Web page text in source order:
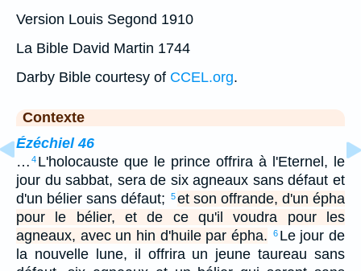
Version Louis Segond 1910
La Bible David Martin 1744
Darby Bible courtesy of CCEL.org.
Contexte
Ézéchiel 46
… 4 L'holocauste que le prince offrira à l'Eternel, le
jour du sabbat, sera de six agneaux sans défaut et
d'un bélier sans défaut;
5 et son offrande, d'un épha
pour le bélier, et de ce qu'il voudra pour les
agneaux, avec un hin d'huile par épha.
6 Le jour de
la nouvelle lune, il offrira un jeune taureau sans